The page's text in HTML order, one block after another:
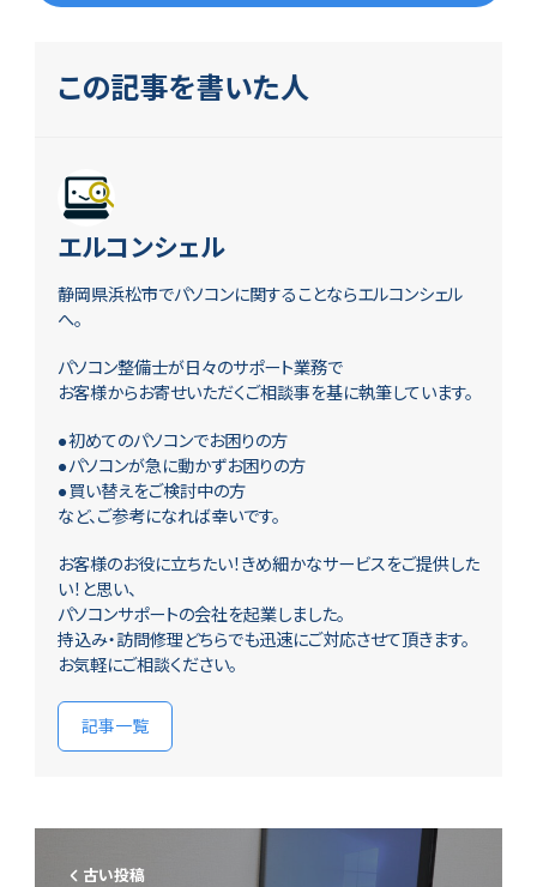
この記事を書いた人
エルコンシェル
静岡県浜松市でパソコンに関することならエルコンシェル
へ。
パソコン整備士が日々のサポート業務で
お客様からお寄せいただくご相談事を基に執筆しています。
●初めてのパソコンでお困りの方
●パソコンが急に動かずお困りの方
●買い替えをご検討中の方
など、ご参考になれば幸いです。
お客様のお役に立ちたい！きめ細かなサービスをご提供した
い！と思い、
パソコンサポートの会社を起業しました。
持込み・訪問修理どちらでも迅速にご対応させて頂きます。
お気軽にご相談ください。
記事一覧
古い投稿